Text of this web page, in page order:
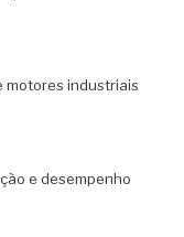
motores industriais
e desempenho